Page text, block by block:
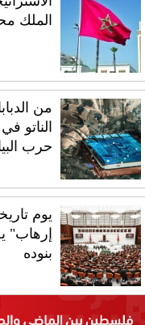
الملك
من
الناتو
حرب
يوم
إرهاب"
بنوده